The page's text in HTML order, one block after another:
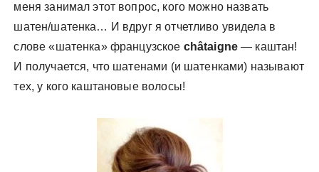
меня занимал этот вопрос, кого можно назвать
шатен/шатенка… И вдруг я отчетливо увидела в
слове «шатенка» французское châtaigne — каштан!
И получается, что шатенами (и шатенками) называют
тех, у кого каштановые волосы!